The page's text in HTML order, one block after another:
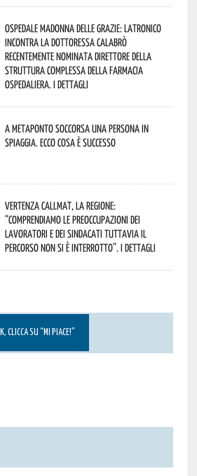
Ospedale Madonna delle Grazie: Latronico
incontra la dottoressa Calabrò
recentemente nominata Direttore della
Struttura Complessa della Farmacia
Ospedaliera. I dettagli
A Metaponto soccorsa una persona in
spiaggia. Ecco cosa è successo
Vertenza CallMat, la Regione:
“comprendiamo le preoccupazioni dei
lavoratori e dei sindacati tuttavia il
percorso non si è interrotto”. I dettagli
CLICCA SU “MI PIACE!”